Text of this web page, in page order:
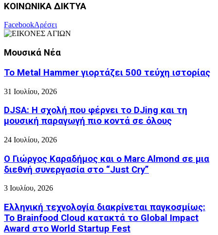
ΚΟΙΝΩΝΙΚΑ ΔΙΚΤΥΑ
FacebookΑρέσει
Μουσικά Νέα
Το Metal Hammer γιορτάζει 500 τεύχη ιστορίας
31 Ιουλίου, 2026
DJSA: Η σχολή που φέρνει το DJing και τη
μουσική παραγωγή πιο κοντά σε όλους
24 Ιουλίου, 2026
Ο Γιώργος Καραδήμος και ο Marc Almond σε μια
διεθνή συνεργασία στο “Just Cry”
3 Ιουλίου, 2026
Ελληνική τεχνολογία διακρίνεται παγκοσμίως:
Το Brainfood Cloud κατακτά το Global Impact
Award στο World Startup Fest